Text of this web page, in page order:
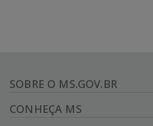
SOBRE O MS.GOV.BR
CONHEÇA MS